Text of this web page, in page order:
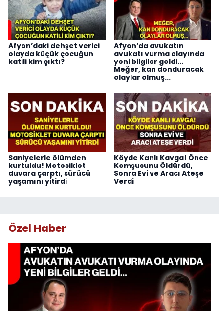
Afyon’daki dehşet verici
olayda küçük çocuğun
katili kim çıktı?
Afyon’da avukatın
avukatı vurma olayında
yeni bilgiler geldi...
Meğer, kan donduracak
olaylar olmuş...
Saniyelerle ölümden
kurtuldu! Motosiklet
duvara çarptı, sürücü
yaşamını yitirdi
Köyde Kanlı Kavga! Önce
Komşusunu Öldürdü,
Sonra Evi ve Aracı Ateşe
Verdi
Özel Haber